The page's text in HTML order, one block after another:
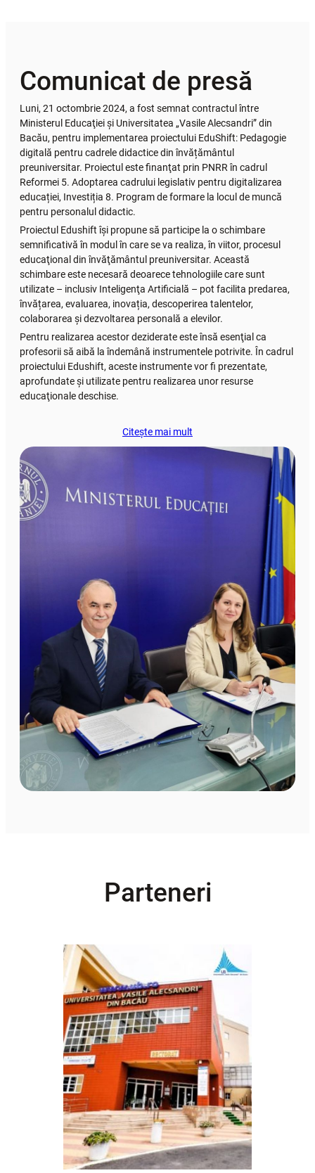
Comunicat de presă
Luni, 21 octombrie 2024, a fost semnat contractul între
Ministerul Educaţiei şi Universitatea „Vasile Alecsandri” din
Bacău, pentru implementarea proiectului EduShift: Pedagogie
digitală pentru cadrele didactice din învățământul
preuniversitar. Proiectul este finanţat prin PNRR în cadrul
Reformei 5. Adoptarea cadrului legislativ pentru digitalizarea
educației, Investiția 8. Program de formare la locul de muncă
pentru personalul didactic.
Proiectul Edushift îşi propune să participe la o schimbare
semnificativă în modul în care se va realiza, în viitor, procesul
educaţional din învăţământul preuniversitar. Această
schimbare este necesară deoarece tehnologiile care sunt
utilizate – inclusiv Inteligenţa Artificială – pot facilita predarea,
învățarea, evaluarea, inovația, descoperirea talentelor,
colaborarea și dezvoltarea personală a elevilor.
Pentru realizarea acestor deziderate este însă esenţial ca
profesorii să aibă la îndemână instrumentele potrivite. În cadrul
proiectului Edushift, aceste instrumente vor fi prezentate,
aprofundate şi utilizate pentru realizarea unor resurse
educaţionale deschise.
Citește mai mult
Parteneri